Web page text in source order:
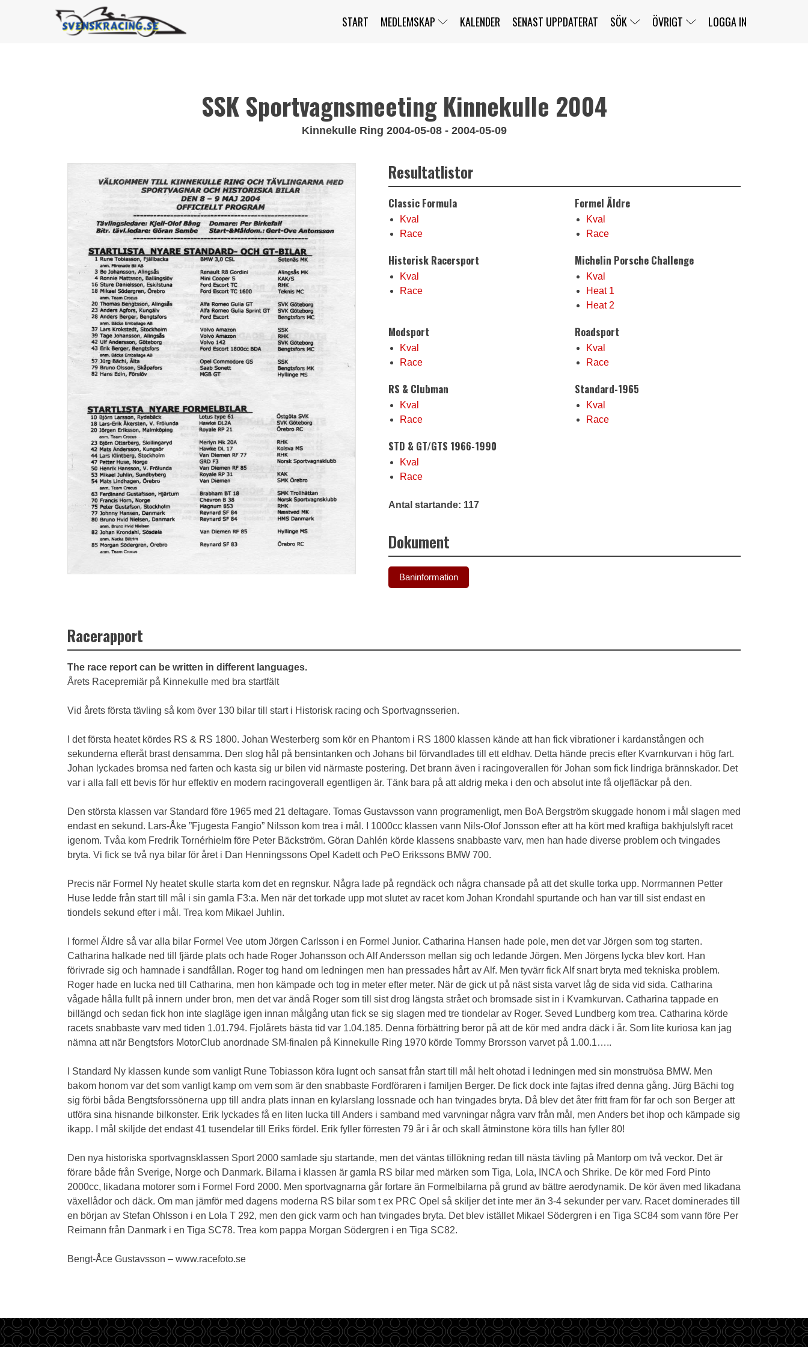
START MEDLEMSKAP KALENDER SENAST UPPDATERAT SÖK ÖVRIGT
KOMPLETTERA
LOGGA IN
SSK Sportvagnsmeeting Kinnekulle 2004
Kinnekulle Ring 2004-05-08 - 2004-05-09
Resultatlistor
Classic Formula
Kval
Race
Formel Äldre
Kval
Race
Historisk Racersport
Kval
Race
Michelin Porsche Challenge
Kval
Heat 1
Heat 2
Modsport
Kval
Race
Roadsport
Kval
Race
RS & Clubman
Kval
Race
Standard-1965
Kval
Race
STD & GT/GTS 1966-1990
Kval
Race
Antal startande: 117
Dokument
Baninformation
Racerapport
The race report can be written in different languages.
Årets Racepremiär på Kinnekulle med bra startfält
Vid årets första tävling så kom över 130 bilar till start i Historisk racing och Sportvagnsserien.
I det första heatet kördes RS & RS 1800. Johan Westerberg som kör en Phantom i RS 1800 klassen kände att han fick vibrationer i kardanstången och
sekunderna efteråt brast densamma. Den slog hål på bensintanken och Johans bil förvandlades till ett eldhav. Detta hände precis efter Kvarnkurvan i hög fart.
Johan lyckades bromsa ned farten och kasta sig ur bilen vid närmaste postering. Det brann även i racingoverallen för Johan som fick lindriga brännskador. Det
var i alla fall ett bevis för hur effektiv en modern racingoverall egentligen är. Tänk bara på att aldrig meka i den och absolut inte få oljefläckar på den.
Den största klassen var Standard före 1965 med 21 deltagare. Tomas Gustavsson vann programenligt, men BoA Bergström skuggade honom i mål slagen med
endast en sekund. Lars-Åke ”Fjugesta Fangio” Nilsson kom trea i mål. I 1000cc klassen vann Nils-Olof Jonsson efter att ha kört med kraftiga bakhjulslyft racet
igenom. Tvåa kom Fredrik Tornérhielm före Peter Bäckström. Göran Dahlén körde klassens snabbaste varv, men han hade diverse problem och tvingades
bryta. Vi fick se två nya bilar för året i Dan Henningssons Opel Kadett och PeO Erikssons BMW 700.
Precis när Formel Ny heatet skulle starta kom det en regnskur. Några lade på regndäck och några chansade på att det skulle torka upp. Norrmannen Petter
Huse ledde från start till mål i sin gamla F3:a. Men när det torkade upp mot slutet av racet kom Johan Krondahl spurtande och han var till sist endast en
tiondels sekund efter i mål. Trea kom Mikael Juhlin.
I formel Äldre så var alla bilar Formel Vee utom Jörgen Carlsson i en Formel Junior. Catharina Hansen hade pole, men det var Jörgen som tog starten.
Catharina halkade ned till fjärde plats och hade Roger Johansson och Alf Andersson mellan sig och ledande Jörgen. Men Jörgens lycka blev kort. Han
förivrade sig och hamnade i sandfållan. Roger tog hand om ledningen men han pressades hårt av Alf. Men tyvärr fick Alf snart bryta med tekniska problem.
Roger hade en lucka ned till Catharina, men hon kämpade och tog in meter efter meter. När de gick ut på näst sista varvet låg de sida vid sida. Catharina
vågade hålla fullt på innern under bron, men det var ändå Roger som till sist drog längsta strået och bromsade sist in i Kvarnkurvan. Catharina tappade en
billängd och sedan fick hon inte slagläge igen innan målgång utan fick se sig slagen med tre tiondelar av Roger. Seved Lundberg kom trea. Catharina körde
racets snabbaste varv med tiden 1.01.794. Fjolårets bästa tid var 1.04.185. Denna förbättring beror på att de kör med andra däck i år. Som lite kuriosa kan jag
nämna att när Bengtsfors MotorClub anordnade SM-finalen på Kinnekulle Ring 1970 körde Tommy Brorsson varvet på 1.00.1…..
I Standard Ny klassen kunde som vanligt Rune Tobiasson köra lugnt och sansat från start till mål helt ohotad i ledningen med sin monstruösa BMW. Men
bakom honom var det som vanligt kamp om vem som är den snabbaste Fordföraren i familjen Berger. De fick dock inte fajtas ifred denna gång. Jürg Bächi tog
sig förbi båda Bengtsforssönerna upp till andra plats innan en kylarslang lossnade och han tvingades bryta. Då blev det åter fritt fram för far och son Berger att
utföra sina hisnande bilkonster. Erik lyckades få en liten lucka till Anders i samband med varvningar några varv från mål, men Anders bet ihop och kämpade sig
ikapp. I mål skiljde det endast 41 tusendelar till Eriks fördel. Erik fyller förresten 79 år i år och skall åtminstone köra tills han fyller 80!
Den nya historiska sportvagnsklassen Sport 2000 samlade sju startande, men det väntas tillökning redan till nästa tävling på Mantorp om två veckor. Det är
förare både från Sverige, Norge och Danmark. Bilarna i klassen är gamla RS bilar med märken som Tiga, Lola, INCA och Shrike. De kör med Ford Pinto
2000cc, likadana motorer som i Formel Ford 2000. Men sportvagnarna går fortare än Formelbilarna på grund av bättre aerodynamik. De kör även med likadana
växellådor och däck. Om man jämför med dagens moderna RS bilar som t ex PRC Opel så skiljer det inte mer än 3-4 sekunder per varv. Racet dominerades till
en början av Stefan Ohlsson i en Lola T 292, men den gick varm och han tvingades bryta. Det blev istället Mikael Södergren i en Tiga SC84 som vann före Per
Reimann från Danmark i en Tiga SC78. Trea kom pappa Morgan Södergren i en Tiga SC82.
Bengt-Åce Gustavsson – www.racefoto.se